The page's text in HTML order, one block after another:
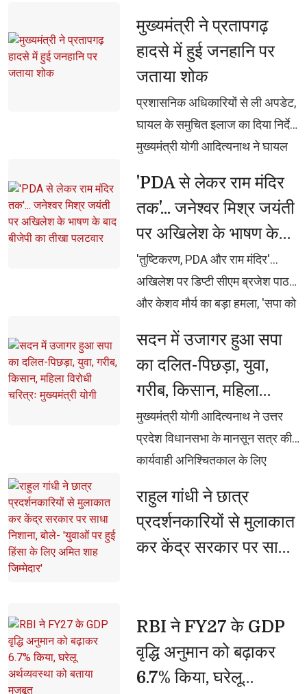
के लिए 2 करोड़ रुपए का एकमुश्त
अनुदान, एफडी के ब्याज से होगा
शोधपीठों का नियमित संचालन वेद,
उपनिषद, रामायण, महाभारत सहित
भारतीय ज्ञान-विज्ञान पर होगा शोध,
पीएचडी, पोस्ट-डॉक्टरेट एवं शोधार्थियों
को मिलेगा प्रोत्साहन दुर्लभ पांडुलिपियों
एवं ग्रंथों का होगा डिजिटलीकरण,
ओपन-एक्सेस लाइब्रेरी और
एमओओसीज से वैश्विक स्तर पर होगी
पहुंच
मुख्यमंत्री ने प्रतापगढ़
हादसे में हुई जनहानि पर
जताया शोक
प्रशासनिक अधिकारियों से ली अपडेट,
घायल के समुचित इलाज का दिया निर्देश
मुख्यमंत्री योगी आदित्यनाथ ने घायल
'PDA से लेकर राम मंदिर
तक'... जनेश्वर मिश्र जयंती
पर अखिलेश के भाषण के
बाद बीजेपी का तीखा
पलटवार
'तुष्टिकरण, PDA और राम मंदिर'...
अखिलेश पर डिप्टी सीएम ब्रजेश पाठक
और केशव मौर्य का बड़ा हमला, 'सपा को
अखिलेश पर ब्रजेश पाठक का
पलटवार, 'चोरी भी, सीनाजोरी भी'...
अखिलेश यादव पर केशव मौर्य का बड़ा
हमला
सदन में उजागर हुआ सपा
का दलित-पिछड़ा, युवा,
गरीब, किसान, महिला
विरोधी चरित्रः मुख्यमंत्री
योगी
मुख्यमंत्री योगी आदित्यनाथ ने उत्तर
प्रदेश विधानसभा के मानसून सत्र की
कार्यवाही अनिश्चितकाल के लिए
वार्ता, सपा ने सदन को नहीं, बल्कि
दलितों-पिछड़ों, युवाओं, किसानों,
महिलाओं व गरीबों के अवसर बाधित
राहुल गांधी ने छात्र
प्रदर्शनकारियों से मुलाकात
कर केंद्र सरकार पर साधा
जिम्मेदार'
RBI ने FY27 के GDP
वृद्धि अनुमान को बढ़ाकर
6.7% किया, घरेलू